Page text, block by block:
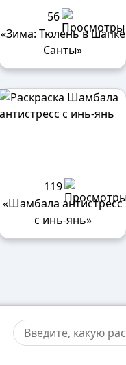
56
«Зима: Тюлень в шапке
Санты»
119
«Шамбала антистресс
с инь-янь»